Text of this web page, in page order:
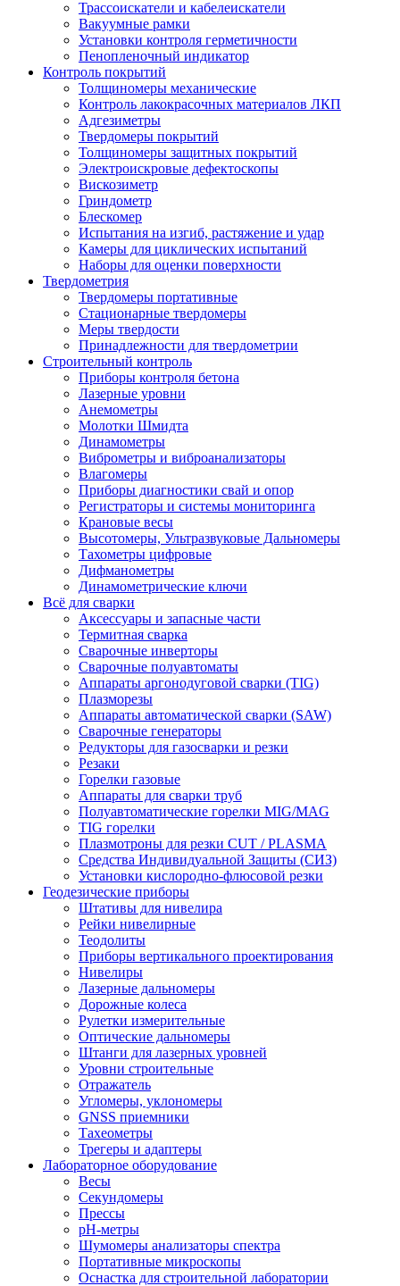
Трассоискатели и кабелеискатели
Вакуумные рамки
Установки контроля герметичности
Пенопленочный индикатор
Контроль покрытий
Толщиномеры механические
Контроль лакокрасочных материалов ЛКП
Адгезиметры
Твердомеры покрытий
Толщиномеры защитных покрытий
Электроискровые дефектоскопы
Вискозиметр
Гриндометр
Блескомер
Испытания на изгиб, растяжение и удар
Камеры для циклических испытаний
Наборы для оценки поверхности
Твердометрия
Твердомеры портативные
Стационарные твердомеры
Меры твердости
Принадлежности для твердометрии
Строительный контроль
Приборы контроля бетона
Лазерные уровни
Анемометры
Молотки Шмидта
Динамометры
Виброметры и виброанализаторы
Влагомеры
Приборы диагностики свай и опор
Регистраторы и системы мониторинга
Крановые весы
Высотомеры, Ультразвуковые Дальномеры
Тахометры цифровые
Дифманометры
Динамометрические ключи
Всё для сварки
Аксессуары и запасные части
Термитная сварка
Сварочные инверторы
Сварочные полуавтоматы
Аппараты аргонодуговой сварки (TIG)
Плазморезы
Аппараты автоматической сварки (SAW)
Сварочные генераторы
Редукторы для газосварки и резки
Резаки
Горелки газовые
Аппараты для сварки труб
Полуавтоматические горелки MIG/MAG
TIG горелки
Плазмотроны для резки CUT / PLASMA
Средства Индивидуальной Защиты (СИЗ)
Установки кислородно-флюсовой резки
Геодезические приборы
Штативы для нивелира
Рейки нивелирные
Теодолиты
Приборы вертикального проектирования
Нивелиры
Лазерные дальномеры
Дорожные колеса
Рулетки измерительные
Оптические дальномеры
Штанги для лазерных уровней
Уровни строительные
Отражатель
Угломеры, уклономеры
GNSS приемники
Тахеометры
Трегеры и адаптеры
Лабораторное оборудование
Весы
Секундомеры
Прессы
pH-метры
Шумомеры анализаторы спектра
Портативные микроскопы
Оснастка для строительной лаборатории